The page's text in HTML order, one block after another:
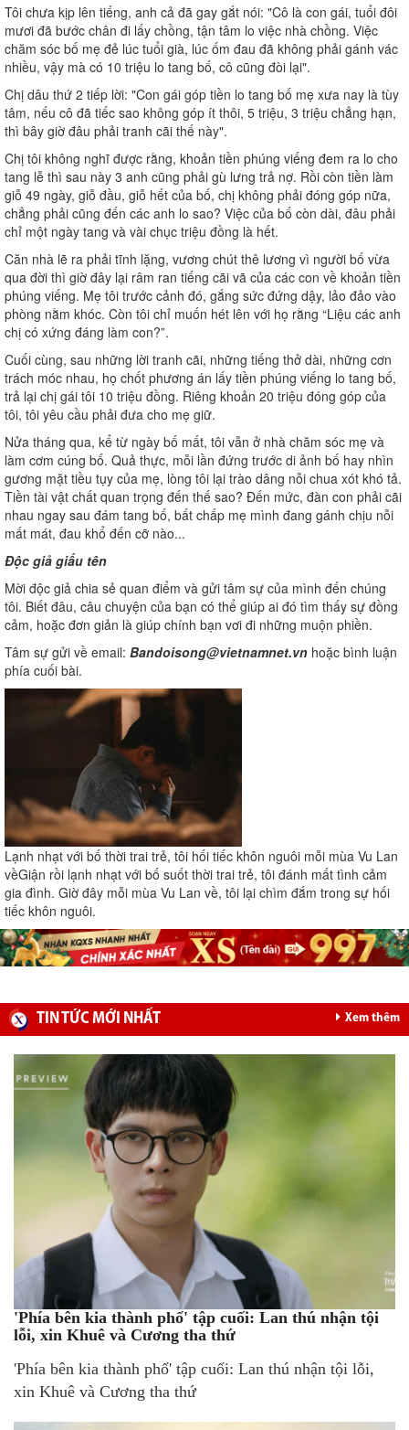
Tôi chưa kịp lên tiếng, anh cả đã gay gắt nói: "Cô là con gái, tuổi đôi
mươi đã bước chân đi lấy chồng, tận tâm lo việc nhà chồng. Việc
chăm sóc bố mẹ đẻ lúc tuổi già, lúc ốm đau đã không phải gánh vác
nhiều, vậy mà có 10 triệu lo tang bố, cô cũng đòi lại".
Chị dâu thứ 2 tiếp lời: "Con gái góp tiền lo tang bố mẹ xưa nay là tùy
tâm, nếu cô đã tiếc sao không góp ít thôi, 5 triệu, 3 triệu chẳng hạn,
thì bây giờ đâu phải tranh cãi thế này".
Chị tôi không nghĩ được rằng, khoản tiền phúng viếng đem ra lo cho
tang lễ thì sau này 3 anh cũng phải gù lưng trả nợ. Rồi còn tiền làm
giỗ 49 ngày, giỗ đầu, giỗ hết của bố, chị không phải đóng góp nữa,
chẳng phải cũng đến các anh lo sao? Việc của bố còn dài, đâu phải
chỉ một ngày tang và vài chục triệu đồng là hết.
Căn nhà lẽ ra phải tĩnh lặng, vương chút thê lương vì người bố vừa
qua đời thì giờ đây lại râm ran tiếng cãi vã của các con về khoản tiền
phúng viếng. Mẹ tôi trước cảnh đó, gắng sức đứng dậy, lảo đảo vào
phòng nằm khóc. Còn tôi chỉ muốn hét lên với họ rằng “Liệu các anh
chị có xứng đáng làm con?”.
Cuối cùng, sau những lời tranh cãi, những tiếng thở dài, những cơn
trách móc nhau, họ chốt phương án lấy tiền phúng viếng lo tang bố,
trả lại chị gái tôi 10 triệu đồng. Riêng khoản 20 triệu đóng góp của
tôi, tôi yêu cầu phải đưa cho mẹ giữ.
Nửa tháng qua, kể từ ngày bố mất, tôi vẫn ở nhà chăm sóc mẹ và
làm cơm cúng bố. Quả thực, mỗi lần đứng trước di ảnh bố hay nhìn
gương mặt tiều tụy của mẹ, lòng tôi lại trào dâng nỗi chua xót khó tả.
Tiền tài vật chất quan trọng đến thế sao? Đến mức, đàn con phải cãi
nhau ngay sau đám tang bố, bất chấp mẹ mình đang gánh chịu nỗi
mất mát, đau khổ đến cỡ nào...
Độc giả giấu tên
Mời độc giả chia sẻ quan điểm và gửi tâm sự của mình đến chúng
tôi. Biết đâu, câu chuyện của bạn có thể giúp ai đó tìm thấy sự đồng
cảm, hoặc đơn giản là giúp chính bạn vơi đi những muộn phiền.
Tâm sự gửi về email: Bandoisong@vietnamnet.vn hoặc bình luận
phía cuối bài.
Lạnh nhạt với bố thời trai trẻ, tôi hối tiếc khôn nguôi mỗi mùa Vu Lan
vềGiận rồi lạnh nhạt với bố suốt thời trai trẻ, tôi đánh mất tình cảm
gia đình. Giờ đây mỗi mùa Vu Lan về, tôi lại chìm đắm trong sự hối
tiếc khôn nguôi.
TIN TỨC MỚI NHẤT Xem thêm
'Phía bên kia thành phố' tập cuối: Lan thú nhận tội
lỗi, xin Khuê và Cương tha thứ
'Phía bên kia thành phố' tập cuối: Lan thú nhận tội lỗi,
xin Khuê và Cương tha thứ